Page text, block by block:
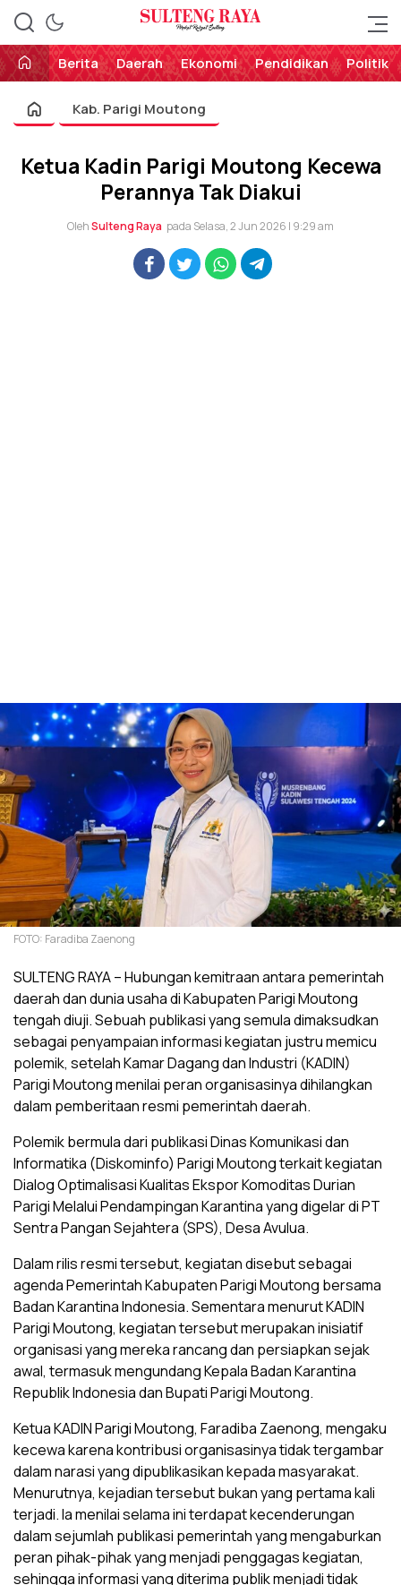
Sulteng Raya
Perekat Rakyat Sulteng
Berita
Daerah Ekonomi Pendidikan Politik
Kab. Parigi Moutong
Ketua Kadin Parigi Moutong Kecewa
Perannya Tak Diakui
OlehSulteng Raya pada Selasa, 2 Jun 2026 | 9:29 am
FOTO: Faradiba Zaenong
SULTENG RAYA – Hubungan kemitraan antara pemerintah
daerah dan dunia usaha di Kabupaten Parigi Moutong
tengah diuji. Sebuah publikasi yang semula dimaksudkan
sebagai penyampaian informasi kegiatan justru memicu
polemik, setelah Kamar Dagang dan Industri (KADIN)
Parigi Moutong menilai peran organisasinya dihilangkan
dalam pemberitaan resmi pemerintah daerah.
Polemik bermula dari publikasi Dinas Komunikasi dan
Informatika (Diskominfo) Parigi Moutong terkait kegiatan
Dialog Optimalisasi Kualitas Ekspor Komoditas Durian
Parigi Melalui Pendampingan Karantina yang digelar di PT
Sentra Pangan Sejahtera (SPS), Desa Avulua.
Dalam rilis resmi tersebut, kegiatan disebut sebagai
agenda Pemerintah Kabupaten Parigi Moutong bersama
Badan Karantina Indonesia. Sementara menurut KADIN
Parigi Moutong, kegiatan tersebut merupakan inisiatif
organisasi yang mereka rancang dan persiapkan sejak
awal, termasuk mengundang Kepala Badan Karantina
Republik Indonesia dan Bupati Parigi Moutong.
Ketua KADIN Parigi Moutong, Faradiba Zaenong, mengaku
kecewa karena kontribusi organisasinya tidak tergambar
dalam narasi yang dipublikasikan kepada masyarakat.
Menurutnya, kejadian tersebut bukan yang pertama kali
terjadi. Ia menilai selama ini terdapat kecenderungan
dalam sejumlah publikasi pemerintah yang mengaburkan
peran pihak-pihak yang menjadi penggagas kegiatan,
sehingga informasi yang diterima publik menjadi tidak